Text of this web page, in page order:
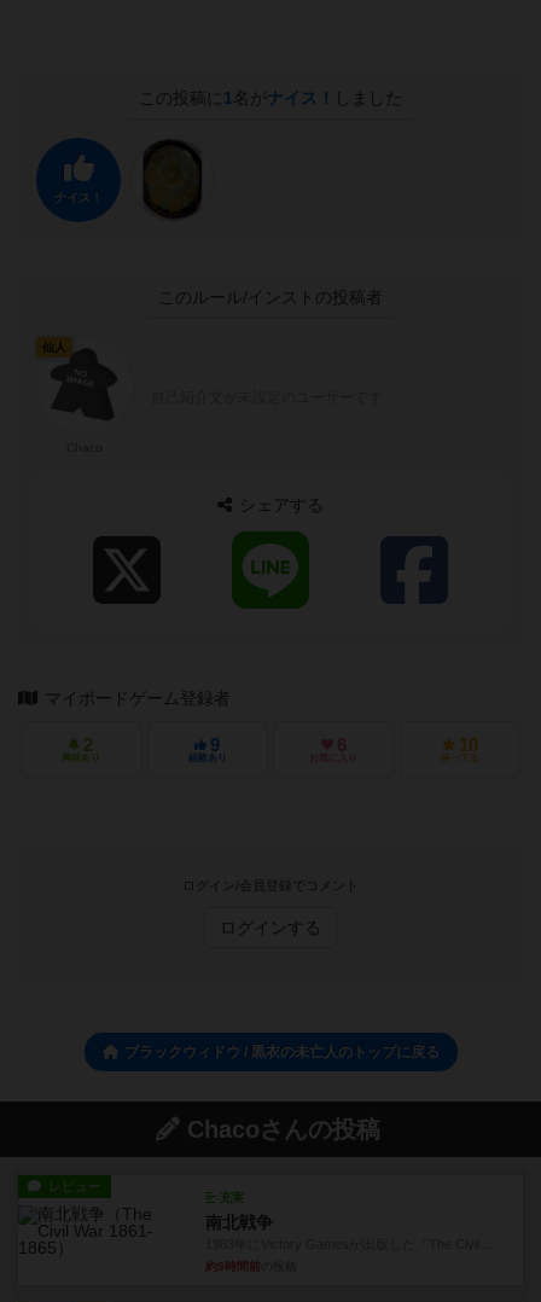
この投稿に 1 名がナイス！ しました
ナイス！
このルール/インストの投稿者
仙人
シェアする
マイボードゲーム登録者
2
興味あり
9
経験あり
6
お気に入り
10
持ってる
ログイン/会員登録でコメント
ログインする
ブラックウィドウ / 黒衣の未亡人のトップに戻る
Chacoさんの投稿
レビュー
充実
南北戦争
約9時間前